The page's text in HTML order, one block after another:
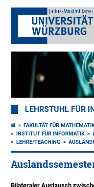
LEHRSTUHL FÜR
FAKULTÄT FÜR
INSTITUT FÜR INFORMATIK
LEHRE/TEACHING
Bilateraler Austausch